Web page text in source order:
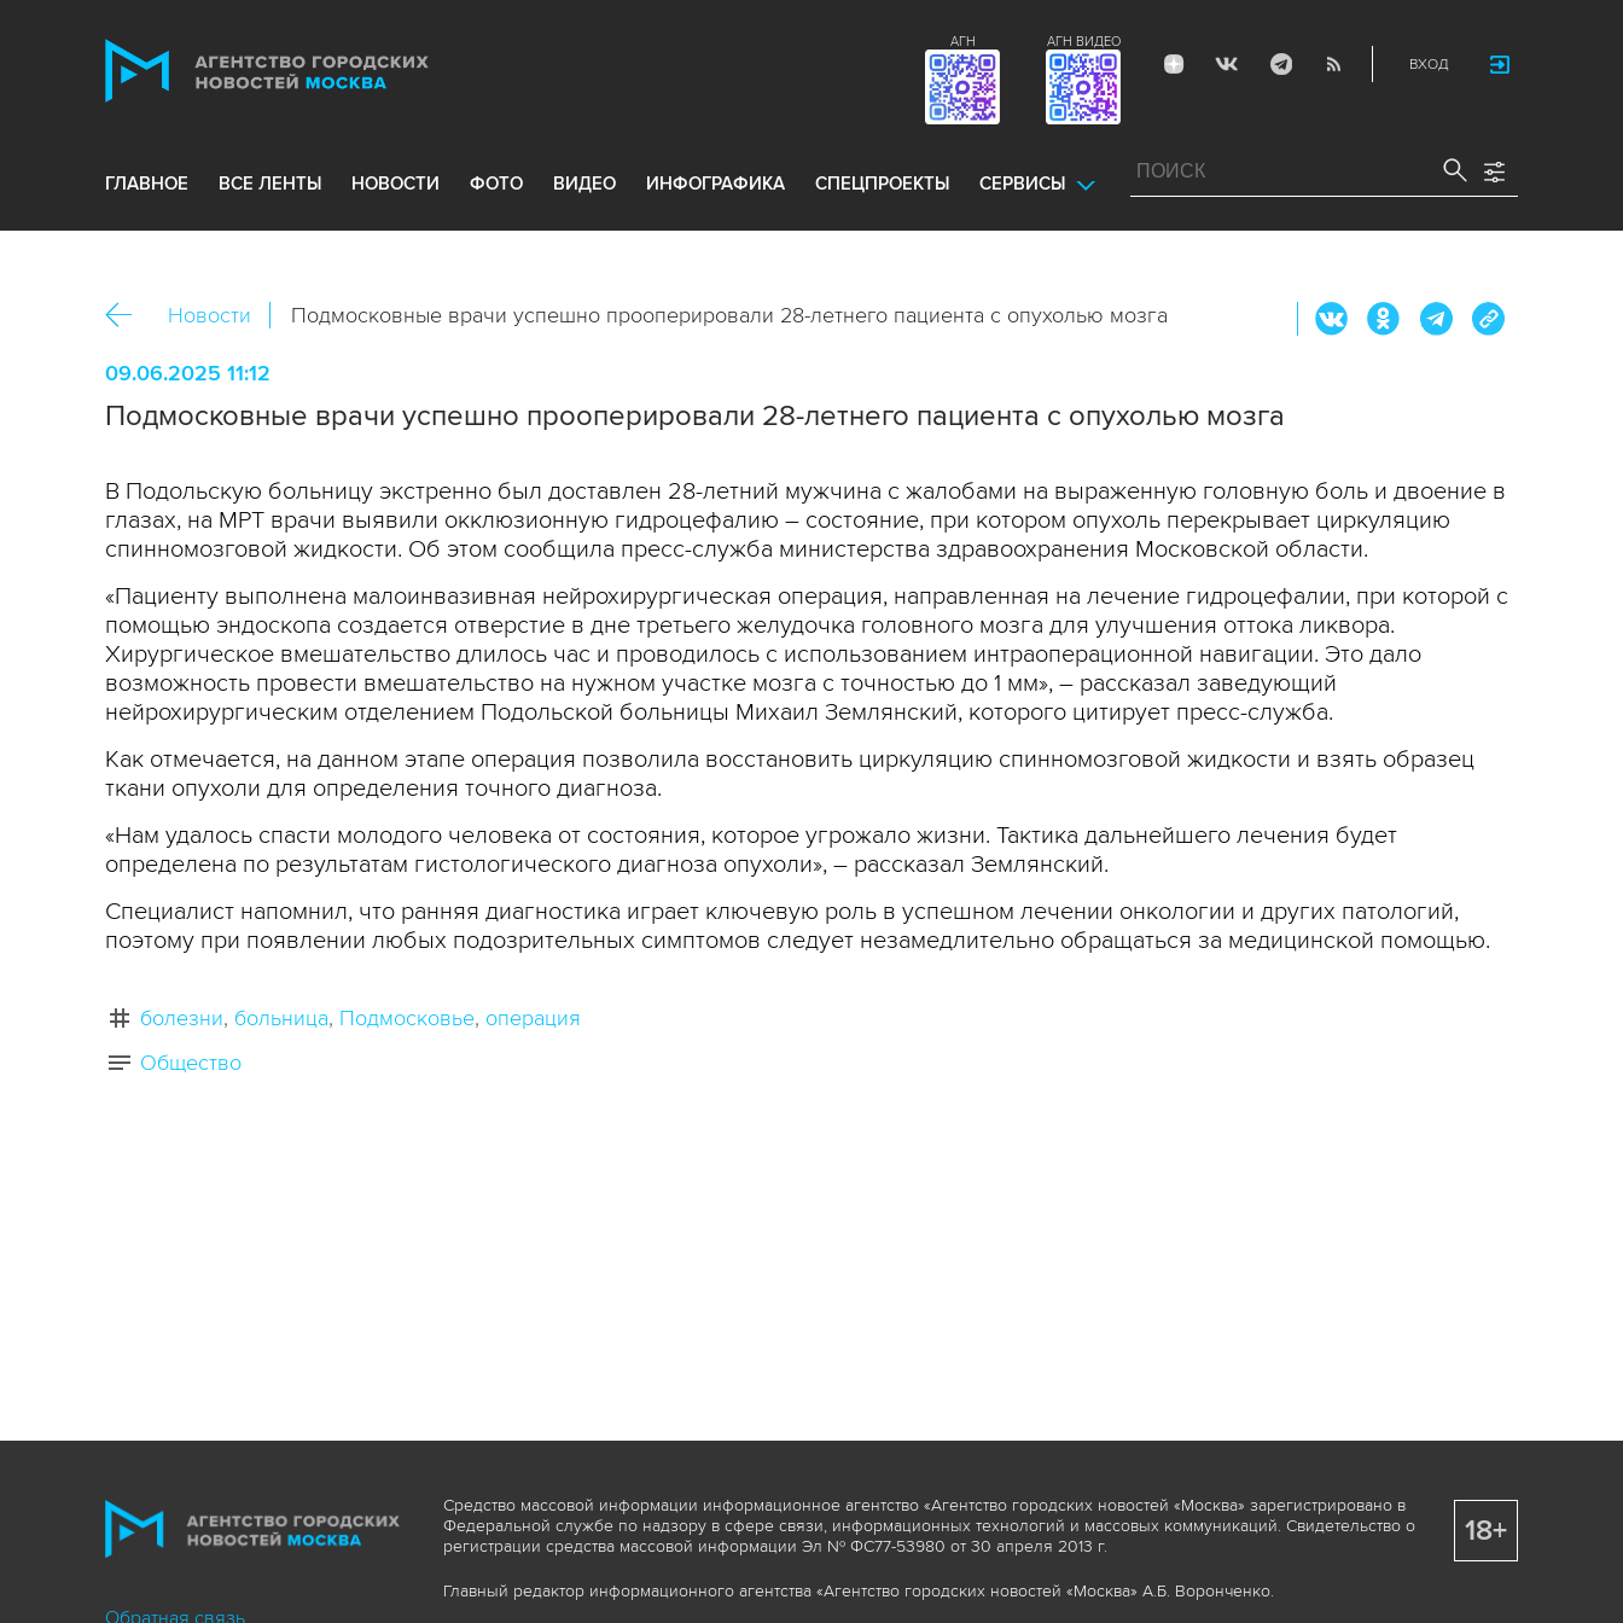
ВХОД
АГН ВИДЕО
АГН
ГЛАВНОЕ ВСЕ ЛЕНТЫ НОВОСТИ ФОТО ВИДЕО ИНФОГРАФИКА СПЕЦПРОЕКТЫ СЕРВИСЫ
Новости Подмосковные врачи успешно прооперировали 28-летнего пациента с опухолью мозга
09.06.2025 11:12
Подмосковные врачи успешно прооперировали 28-летнего пациента с опухолью мозга
В Подольскую больницу экстренно был доставлен 28-летний мужчина с жалобами на выраженную головную боль и двоение в
глазах, на МРТ врачи выявили окклюзионную гидроцефалию – состояние, при котором опухоль перекрывает циркуляцию
спинномозговой жидкости. Об этом сообщила пресс-служба министерства здравоохранения Московской области.
«Пациенту выполнена малоинвазивная нейрохирургическая операция, направленная на лечение гидроцефалии, при которой с
помощью эндоскопа создается отверстие в дне третьего желудочка головного мозга для улучшения оттока ликвора.
Хирургическое вмешательство длилось час и проводилось с использованием интраоперационной навигации. Это дало
возможность провести вмешательство на нужном участке мозга с точностью до 1 мм», – рассказал заведующий
нейрохирургическим отделением Подольской больницы Михаил Землянский, которого цитирует пресс-служба.
Как отмечается, на данном этапе операция позволила восстановить циркуляцию спинномозговой жидкости и взять образец
ткани опухоли для определения точного диагноза.
«Нам удалось спасти молодого человека от состояния, которое угрожало жизни. Тактика дальнейшего лечения будет
определена по результатам гистологического диагноза опухоли», – рассказал Землянский.
Специалист напомнил, что ранняя диагностика играет ключевую роль в успешном лечении онкологии и других патологий,
поэтому при появлении любых подозрительных симптомов следует незамедлительно обращаться за медицинской помощью.
болезни больница Подмосковье операция
Общество
Обратная связь
Средство массовой информации информационное агентство «Агентство городских новостей «Москва» зарегистрировано в
Федеральной службе по надзору в сфере связи, информационных технологий и массовых коммуникаций. Свидетельство о
регистрации средства массовой информации Эл № ФС77-53980 от 30 апреля 2013 г.
Главный редактор информационного агентства «Агентство городских новостей «Москва» А.Б. Воронченко.
18+